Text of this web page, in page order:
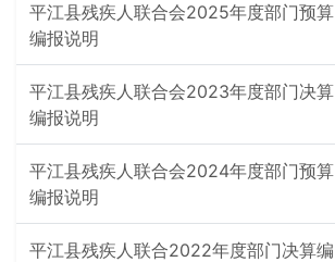
平江县残疾人联合会2025年度部门预算
编报说明
平江县残疾人联合会2023年度部门决算
编报说明
平江县残疾人联合会2024年度部门预算
编报说明
平江县残疾人联合2022年度部门决算编